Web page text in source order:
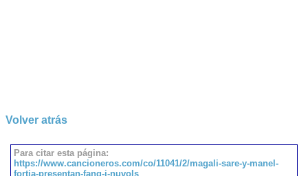
Volver atrás
Para citar esta página:
https://www.cancioneros.com/co/11041/2/magali-sare-y-manel-
fortia-presentan-fang-i-nuvols